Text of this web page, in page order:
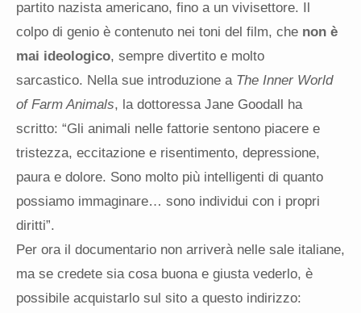
partito nazista americano, fino a un vivisettore. Il
colpo di genio è contenuto nei toni del film, che non è
mai ideologico, sempre divertito e molto
sarcastico. Nella sue introduzione a The Inner World
of Farm Animals, la dottoressa Jane Goodall ha
scritto: “Gli animali nelle fattorie sentono piacere e
tristezza, eccitazione e risentimento, depressione,
paura e dolore. Sono molto più intelligenti di quanto
possiamo immaginare… sono individui con i propri
diritti”.
Per ora il documentario non arriverà nelle sale italiane,
ma se credete sia cosa buona e giusta vederlo, è
possibile acquistarlo sul sito a questo indirizzo: